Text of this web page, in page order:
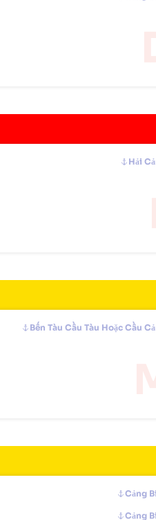
Hải
Bến Tàu Cầu Tàu Hoặc Cầu
Cảng
Cảng